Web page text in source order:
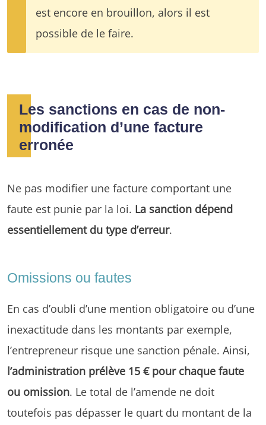
est encore en brouillon, alors il est
possible de le faire.
Les sanctions en cas de non-
modification d’une facture
erronée
Ne pas modifier une facture comportant une
faute est punie par la loi. La sanction dépend
essentiellement du type d’erreur.
Omissions ou fautes
En cas d’oubli d’une mention obligatoire ou d’une
inexactitude dans les montants par exemple,
l’entrepreneur risque une sanction pénale. Ainsi,
l’administration prélève 15 € pour chaque faute
ou omission. Le total de l’amende ne doit
toutefois pas dépasser le quart du montant de la